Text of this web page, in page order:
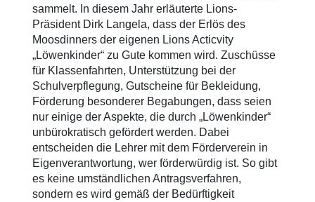
sammelt. In diesem Jahr erläuterte Lions-
Präsident Dirk Langela, dass der Erlös des
Moosdinners der eigenen Lions Acticvity
„Löwenkinder“ zu Gute kommen wird. Zuschüsse
für Klassenfahrten, Unterstützung bei der
Schulverpflegung, Gutscheine für Bekleidung,
Förderung besonderer Begabungen, dass seien
nur einige der Aspekte, die durch „Löwenkinder“
unbürokratisch gefördert werden. Dabei
entscheiden die Lehrer mit dem Förderverein in
Eigenverantwortung, wer förderwürdig ist. So gibt
es keine umständlichen Antragsverfahren,
sondern es wird gemäß der Bedürftigkeit